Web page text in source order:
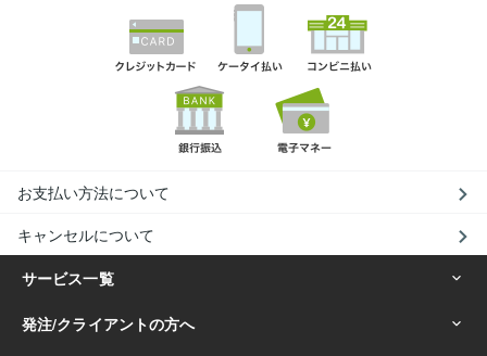
お支払い方法について
キャンセルについて